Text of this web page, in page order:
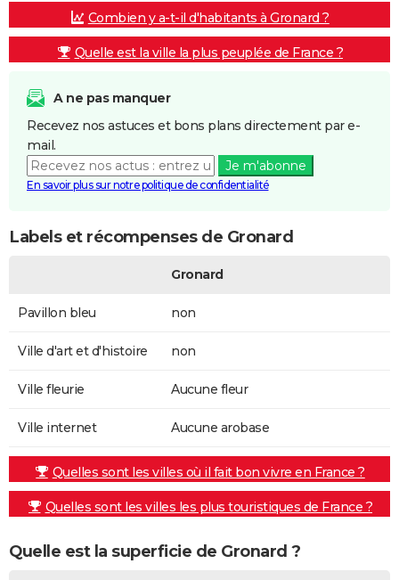
Combien y a-t-il d'habitants à Gronard ?
Quelle est la ville la plus peuplée de France ?
A ne pas manquer
Recevez nos astuces et bons plans directement par e-
mail.
Je m'abonne
En savoir plus sur notre politique de confidentialité
Labels et récompenses de Gronard
Gronard
Pavillon bleu non
Ville d'art et d'histoire non
Ville fleurie Aucune fleur
Ville internet Aucune arobase
Quelles sont les villes où il fait bon vivre en France ?
Quelles sont les villes les plus touristiques de France ?
Quelle est la superficie de Gronard ?